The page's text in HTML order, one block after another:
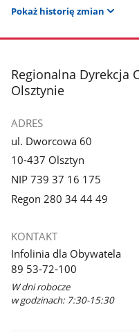
Pokaż historię zmian
stopka
Regionalna Dyrekcja
Olsztynie
ADRES
ul. Dworcowa 60
10-437 Olsztyn
NIP 739 37 16 175
Regon 280 34 44 49
KONTAKT
Infolinia dla Obywatela
89 53-72-100
W dni robocze
w godzinach: 7:30-15:30